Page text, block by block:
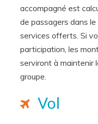
accompagné est
de passagers dans
services offerts. Si
participation, les
serviront à maintenir
groupe.
Vol